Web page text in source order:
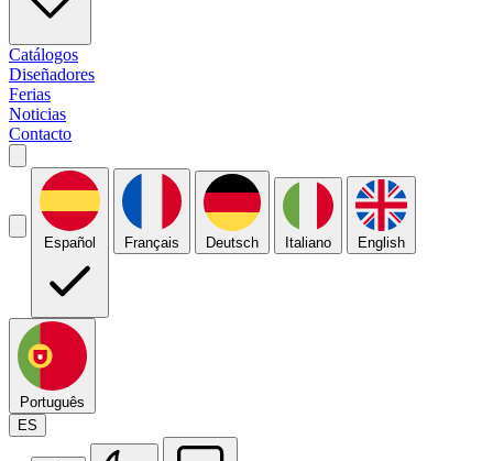
Catálogos
Diseñadores
Ferias
Noticias
Contacto
Español Français Deutsch Italiano English
Português
ES